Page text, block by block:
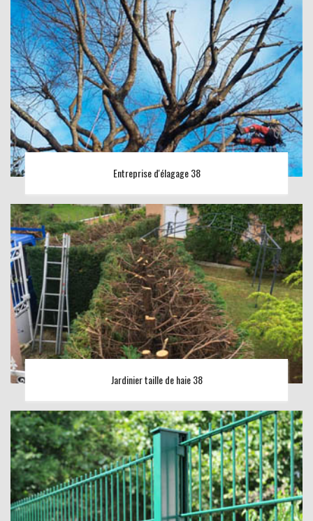
Entreprise d'élagage 38
Jardinier taille de haie 38